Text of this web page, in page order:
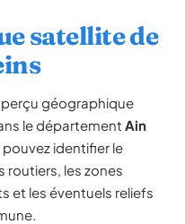
satellite de
géographique
le département Ain
pouvez identifier le
routiers, les zones
et les éventuels reliefs